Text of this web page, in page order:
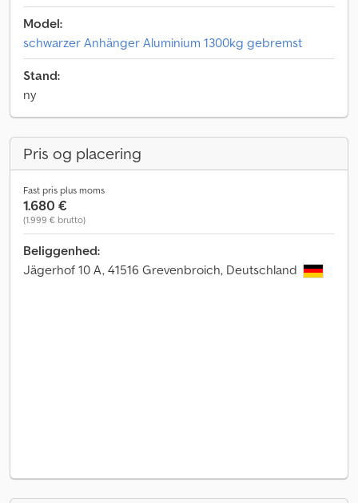
Model:
schwarzer Anhänger Aluminium 1300kg gebremst
Stand:
ny
Pris og placering
Fast pris plus moms
1.680 €
(1.999 € brutto)
Beliggenhed:
Jägerhof 10 A, 41516 Grevenbroich, Deutschland